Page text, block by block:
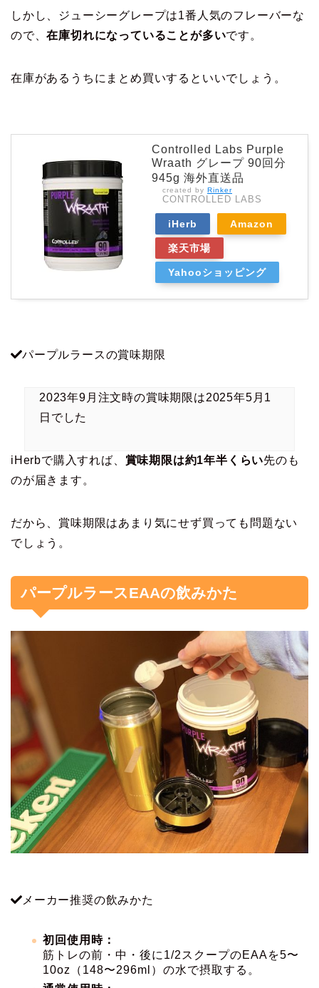
しかし、ジューシーグレープは1番人気のフレーバーな
ので、在庫切れになっていることが多いです。
在庫があるうちにまとめ買いするといいでしょう。
Controlled Labs Purple
Wraath グレープ 90回分
945g 海外直送品
created by Rinker
CONTROLLED LABS
iHerb Amazon
楽天市場
Yahooショッピング
パープルラースの賞味期限
2023年9月注文時の賞味期限は2025年5月1
日でした
iHerbで購入すれば、 賞味期限は約1年半くらい先のも
のが届きます。
だから、賞味期限はあまり気にせず買っても問題ない
でしょう。
パープルラースEAAの飲みかた
メーカー推奨の飲みかた
初回使用時：
筋トレの前・中・後に1/2スクープのEAAを5〜
10oz（148〜296ml）の水で摂取する。